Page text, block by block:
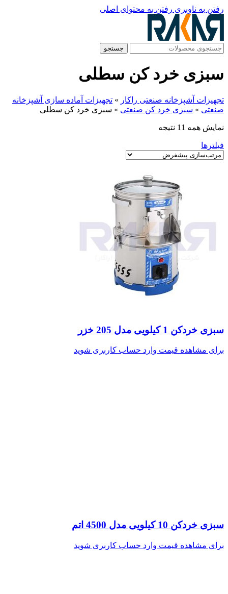
رفتن به ناوبری رفتن به محتوای اصلی
جستجو
سبزی خرد کن سطلی
تجهیزات آشپزخانه صنعتی راکار » تجهیزات آماده سازی آشپزخانه
صنعتی » سبزی خرد کن صنعتی » سبزی خرد کن سطلی
نمایش همه 11 نتیجه
فیلترها
سبزی خردکن 1 کیلویی مدل 205 خزر
برای مشاهده قیمت وارد حساب کاربری شوید
سبزی خردکن 10 کیلویی مدل 4500 اتم
برای مشاهده قیمت وارد حساب کاربری شوید